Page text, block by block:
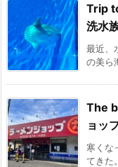
Trip
洗水
最近、
の美ら
The
ョッ
寒くな
てきた